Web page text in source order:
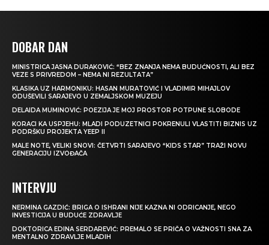
DOBAR DAN
MINISTRICA JASNA DURAKOVIĆ: “BEZ ZNANJA NEMA BUDUĆNOSTI, ALI BEZ
VEZE S PRIVREDOM – NEMA NI REZULTATA”
KLASIKA UZ HARMONIKU: HASAN MURATOVIĆ I VLADIMIR MIHAJLOV
ODUŠEVILI SARAJEVO U ZEMALJSKOM MUZEJU
DELAIDA MUMINOVIĆ: POEZIJA JE MOJ PROSTOR POTPUNE SLOBODE
KORACI KA USPJEHU: MLADI PODUZETNICI POKRENULI VLASTITI BIZNIS UZ
PODRŠKU PROJEKTA YEEP II
MALE NOTE, VELIKI SNOVI: ČETVRTI SARAJEVO “KIDS STAR” TRAŽI NOVU
GENERACIJU IZVOĐAČA
INTERVJU
NERMINA GAZDIĆ: BRIGA O ISHRANI NIJE KAZNA NI ODRICANJE, NEGO
INVESTICIJA U BUDUĆE ZDRAVLJE
DOKTORICA EDINA SERDAREVIĆ: PREMALO SE PRIČA O VAŽNOSTI SNA ZA
MENTALNO ZDRAVLJE MLADIH